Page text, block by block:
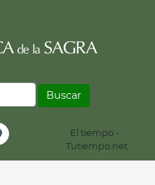
El tiempo -
Tutiempo.net